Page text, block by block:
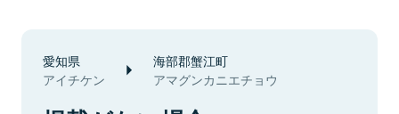
愛知県
アイチケン
海部郡蟹江町
アマグンカニエチョウ